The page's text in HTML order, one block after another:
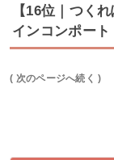
【16位｜つく
インコンポート
( 次のページへ続く )